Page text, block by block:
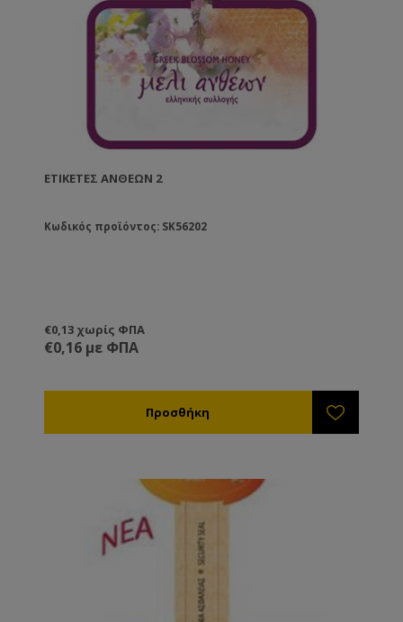
ΕΤΙΚΈΤΕΣ ΑΝΘΈΩΝ 2
Κωδικός προϊόντος: SK56202
€0,13 χωρίς ΦΠΑ
€0,16 με ΦΠΑ